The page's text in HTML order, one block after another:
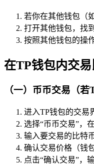
若你在其他钱包（
打开其他钱包，找
按照其他钱包的操
在TP钱包内交
（一）币币交易（若
进入TP钱包的交易
选择“币币交易”，
输入要交易的比特
确认交易价格（钱
点击“确认交易”，